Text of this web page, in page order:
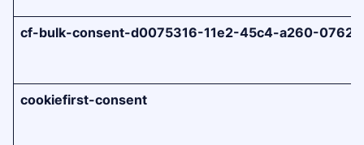
cf-bulk-consent-d0075316-11e2-45c4-a260-
cookiefirst-consent